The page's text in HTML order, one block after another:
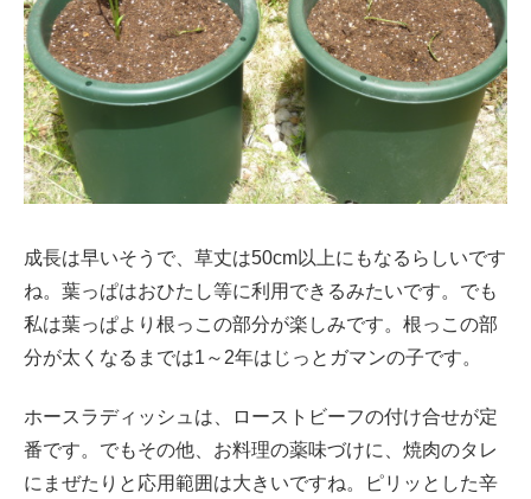
成長は早いそうで、草丈は50cm以上にもなるらしいです
ね。葉っぱはおひたし等に利用できるみたいです。でも
私は葉っぱより根っこの部分が楽しみです。根っこの部
分が太くなるまでは1～2年はじっとガマンの子です。
ホースラディッシュは、ローストビーフの付け合せが定
番です。でもその他、お料理の薬味づけに、焼肉のタレ
にまぜたりと応用範囲は大きいですね。ピリッとした辛